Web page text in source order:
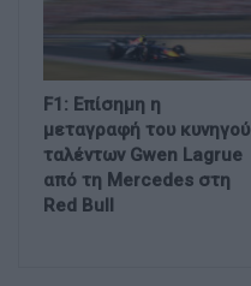
F1: Επίσημη η
μεταγραφή του κυνηγού
ταλέντων Gwen Lagrue
από τη Mercedes στη
Red Bull